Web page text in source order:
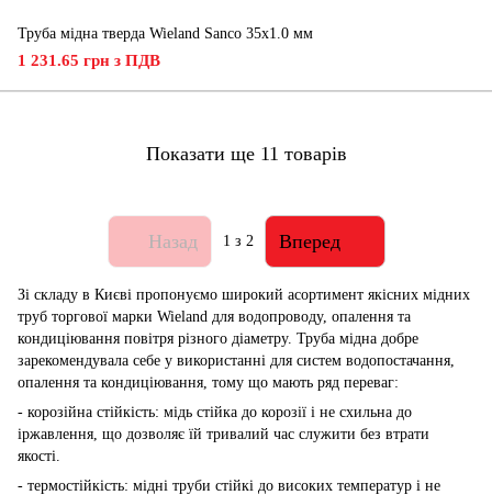
Труба мідна тверда Wieland Sanco 35х1.0 мм
1 231.65 грн з ПДВ
Показати ще 11 товарів
Назад 1 з 2 Вперед
Зі складу в Києві пропонуємо широкий асортимент якісних мідних
труб торгової марки Wieland для водопроводу, опалення та
кондиціювання повітря різного діаметру. Труба мідна добре
зарекомендувала себе у використанні для систем водопостачання,
опалення та кондиціювання, тому що мають ряд переваг:
- корозійна стійкість: мідь стійка до корозії і не схильна до
іржавлення, що дозволяє їй тривалий час служити без втрати
якості.
- термостійкість: мідні труби стійкі до високих температур і не